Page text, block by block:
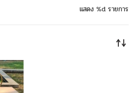
แสดง %d รายการ